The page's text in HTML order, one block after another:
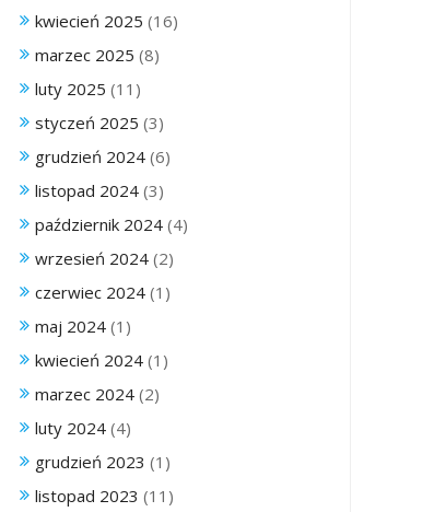
kwiecień 2025 (16)
marzec 2025 (8)
luty 2025 (11)
styczeń 2025 (3)
grudzień 2024 (6)
listopad 2024 (3)
październik 2024 (4)
wrzesień 2024 (2)
czerwiec 2024 (1)
maj 2024 (1)
kwiecień 2024 (1)
marzec 2024 (2)
luty 2024 (4)
grudzień 2023 (1)
listopad 2023 (11)